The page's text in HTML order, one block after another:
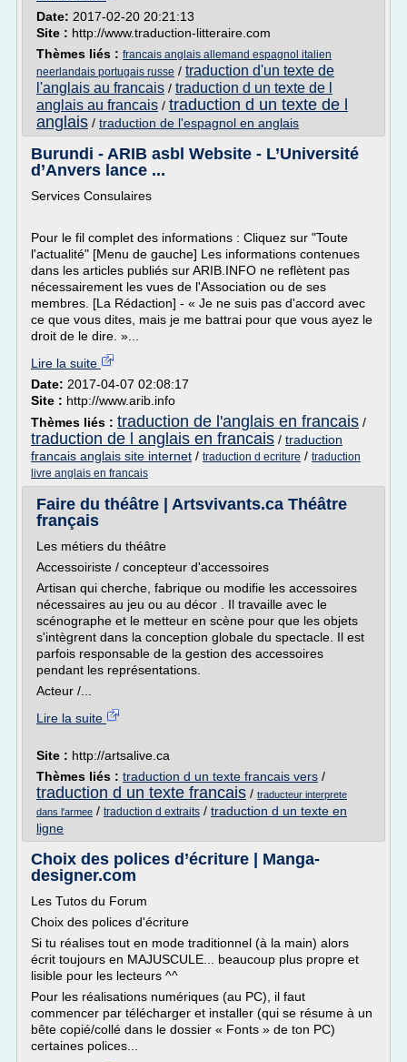
Date: 2017-02-20 20:21:13
Site : http://www.traduction-litteraire.com
Thèmes liés : francais anglais allemand espagnol italien
neerlandais portugais russe / traduction d'un texte de
l'anglais au francais / traduction d un texte de l
anglais au francais / traduction d un texte de l
anglais / traduction de l'espagnol en anglais
Burundi - ARIB asbl Website - L’Université
d’Anvers lance ...
Services Consulaires
Pour le fil complet des informations : Cliquez sur "Toute
l'actualité" [Menu de gauche] Les informations contenues
dans les articles publiés sur ARIB.INFO ne reflètent pas
nécessairement les vues de l'Association ou de ses
membres. [La Rédaction] - « Je ne suis pas d'accord avec
ce que vous dites, mais je me battrai pour que vous ayez le
droit de le dire. »...
Lire la suite
Date: 2017-04-07 02:08:17
Site : http://www.arib.info
Thèmes liés : traduction de l'anglais en francais /
traduction de l anglais en francais / traduction
francais anglais site internet / traduction d ecriture / traduction
livre anglais en francais
Faire du théâtre | Artsvivants.ca Théâtre
français
Les métiers du théâtre
Accessoiriste / concepteur d'accessoires
Artisan qui cherche, fabrique ou modifie les accessoires
nécessaires au jeu ou au décor . Il travaille avec le
scénographe et le metteur en scène pour que les objets
s'intègrent dans la conception globale du spectacle. Il est
parfois responsable de la gestion des accessoires
pendant les représentations.
Acteur /...
Lire la suite
Site : http://artsalive.ca
Thèmes liés : traduction d un texte francais vers /
traduction d un texte francais / traducteur interprete
dans l'armee / traduction d extraits / traduction d un texte en
ligne
Choix des polices d’écriture | Manga-
designer.com
Les Tutos du Forum
Choix des polices d'écriture
Si tu réalises tout en mode traditionnel (à la main) alors
écrit toujours en MAJUSCULE... beaucoup plus propre et
lisible pour les lecteurs ^^
Pour les réalisations numériques (au PC), il faut
commencer par télécharger et installer (qui se résume à un
bête copié/collé dans le dossier « Fonts » de ton PC)
certaines polices...